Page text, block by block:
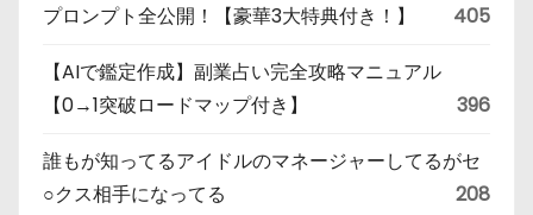
プロンプト全公開！【豪華3大特典付き！】
405
【AIで鑑定作成】副業占い完全攻略マニュアル
【0→1突破ロードマップ付き】
396
誰もが知ってるアイドルのマネージャーしてるがセ
○クス相手になってる
208